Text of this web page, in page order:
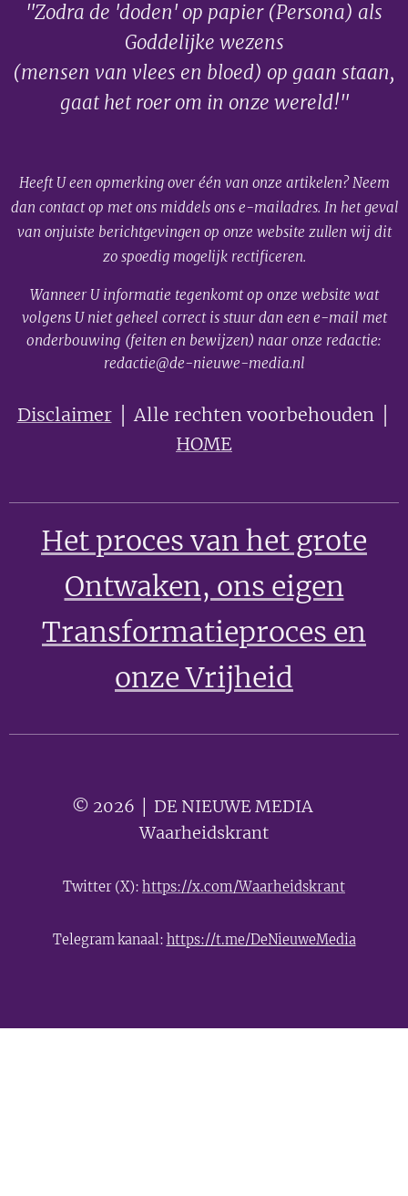
"Zodra de 'doden' op papier (Persona) als
Goddelijke wezens
(mensen van vlees en bloed) op gaan staan,
gaat het roer om in onze wereld!"
Heeft U een opmerking over één van onze artikelen? Neem
dan contact op met ons middels ons e-mailadres. In het geval
van onjuiste berichtgevingen op onze website zullen wij dit
zo spoedig mogelijk rectificeren.
Wanneer U informatie tegenkomt op onze website wat
volgens U niet geheel correct is stuur dan een e-mail met
onderbouwing (feiten en bewijzen) naar onze redactie:
redactie@de-nieuwe-media.nl
Disclaimer│ Alle rechten voorbehouden │
HOME
Het proces van het grote
Ontwaken, ons eigen
Transformatieproces en
onze Vrijheid
© 2026 │ DE NIEUWE MEDIA 🟣
Waarheidskrant
Twitter (X): https://x.com/Waarheidskrant
Telegram kanaal: https://t.me/DeNieuweMedia